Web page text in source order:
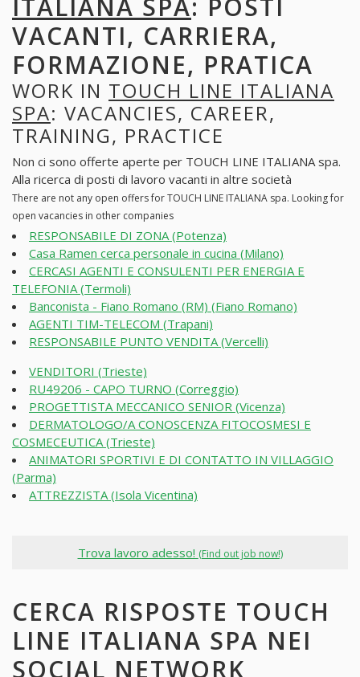
ITALIANA SPA: POSTI
VACANTI, CARRIERA,
FORMAZIONE, PRATICA
WORK IN TOUCH LINE ITALIANA
SPA: VACANCIES, CAREER,
TRAINING, PRACTICE
Non ci sono offerte aperte per TOUCH LINE ITALIANA spa.
Alla ricerca di posti di lavoro vacanti in altre società
There are not any open offers for TOUCH LINE ITALIANA spa. Looking for
open vacancies in other companies
RESPONSABILE DI ZONA (Potenza)
Casa Ramen cerca personale in cucina (Milano)
CERCASI AGENTI E CONSULENTI PER ENERGIA E
TELEFONIA (Termoli)
Banconista - Fiano Romano (RM) (Fiano Romano)
AGENTI TIM-TELECOM (Trapani)
RESPONSABILE PUNTO VENDITA (Vercelli)
VENDITORI (Trieste)
RU49206 - CAPO TURNO (Correggio)
PROGETTISTA MECCANICO SENIOR (Vicenza)
DERMATOLOGO/A CONOSCENZA FITOCOSMESI E
COSMECEUTICA (Trieste)
ANIMATORI SPORTIVI E DI CONTATTO IN VILLAGGIO
(Parma)
ATTREZZISTA (Isola Vicentina)
Trova lavoro adesso! (Find out job now!)
CERCA RISPOSTE TOUCH
LINE ITALIANA SPA NEI
SOCIAL NETWORK